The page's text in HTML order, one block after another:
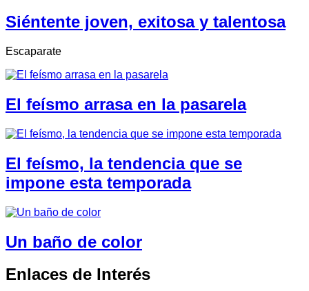
Siéntente joven, exitosa y talentosa
Escaparate
El feísmo arrasa en la pasarela
El feísmo, la tendencia que se
impone esta temporada
Un baño de color
Enlaces de Interés